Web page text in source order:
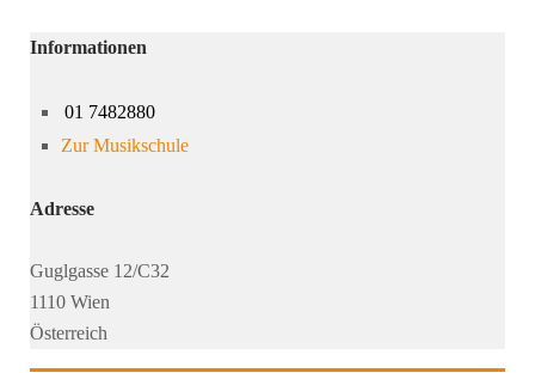
Informationen
01 7482880
Zur Musikschule
Adresse
Guglgasse 12/C32
1110 Wien
Österreich